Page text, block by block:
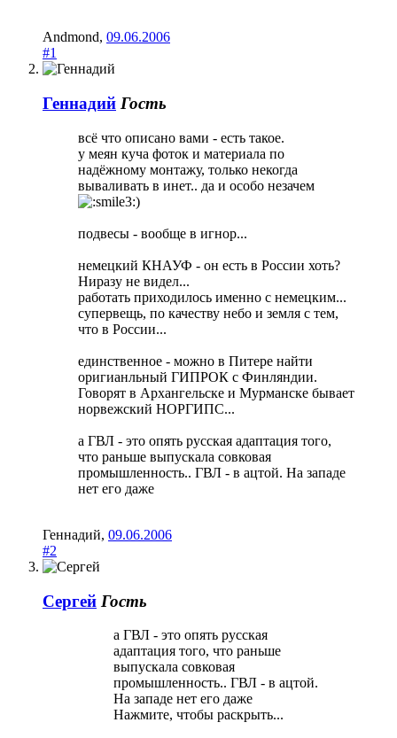
Andmond, 09.06.2006
#1
Геннадий Гость
вcё что описано вами - есть такое.
у меян куча фоток и материала по
надёжному монтажу, только некогда
вываливать в инет.. да и особо незачем
)
подвесы - вообще в игнор...
немецкий КНАУФ - он есть в России хоть?
Ниразу не видел...
работать приходилось именно с немецким...
супервещь, по качеству небо и земля с тем,
что в России...
единственное - можно в Питере найти
оригианльный ГИПРОК с Финляндии.
Говорят в Архангельске и Мурманске бывает
норвежский НОРГИПС...
а ГВЛ - это опять русская адаптация того,
что раньше выпускала совковая
промышленность.. ГВЛ - в ацтой. На западе
нет его даже
Геннадий, 09.06.2006
#2
Сергей Гость
а ГВЛ - это опять русская
адаптация того, что раньше
выпускала совковая
промышленность.. ГВЛ - в ацтой.
На западе нет его даже
Нажмите, чтобы раскрыть...